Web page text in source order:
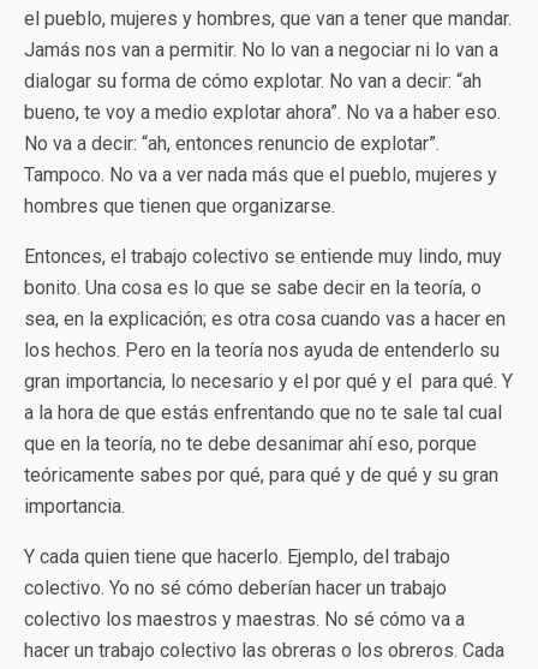
el pueblo, mujeres y hombres, que van a tener que mandar.
Jamás nos van a permitir. No lo van a negociar ni lo van a
dialogar su forma de cómo explotar. No van a decir: “ah
bueno, te voy a medio explotar ahora”. No va a haber eso.
No va a decir: “ah, entonces renuncio de explotar”.
Tampoco. No va a ver nada más que el pueblo, mujeres y
hombres que tienen que organizarse.
Entonces, el trabajo colectivo se entiende muy lindo, muy
bonito. Una cosa es lo que se sabe decir en la teoría, o
sea, en la explicación; es otra cosa cuando vas a hacer en
los hechos. Pero en la teoría nos ayuda de entenderlo su
gran importancia, lo necesario y el por qué y el para qué. Y
a la hora de que estás enfrentando que no te sale tal cual
que en la teoría, no te debe desanimar ahí eso, porque
teóricamente sabes por qué, para qué y de qué y su gran
importancia.
Y cada quien tiene que hacerlo. Ejemplo, del trabajo
colectivo. Yo no sé cómo deberían hacer un trabajo
colectivo los maestros y maestras. No sé cómo va a
hacer un trabajo colectivo las obreras o los obreros. Cada